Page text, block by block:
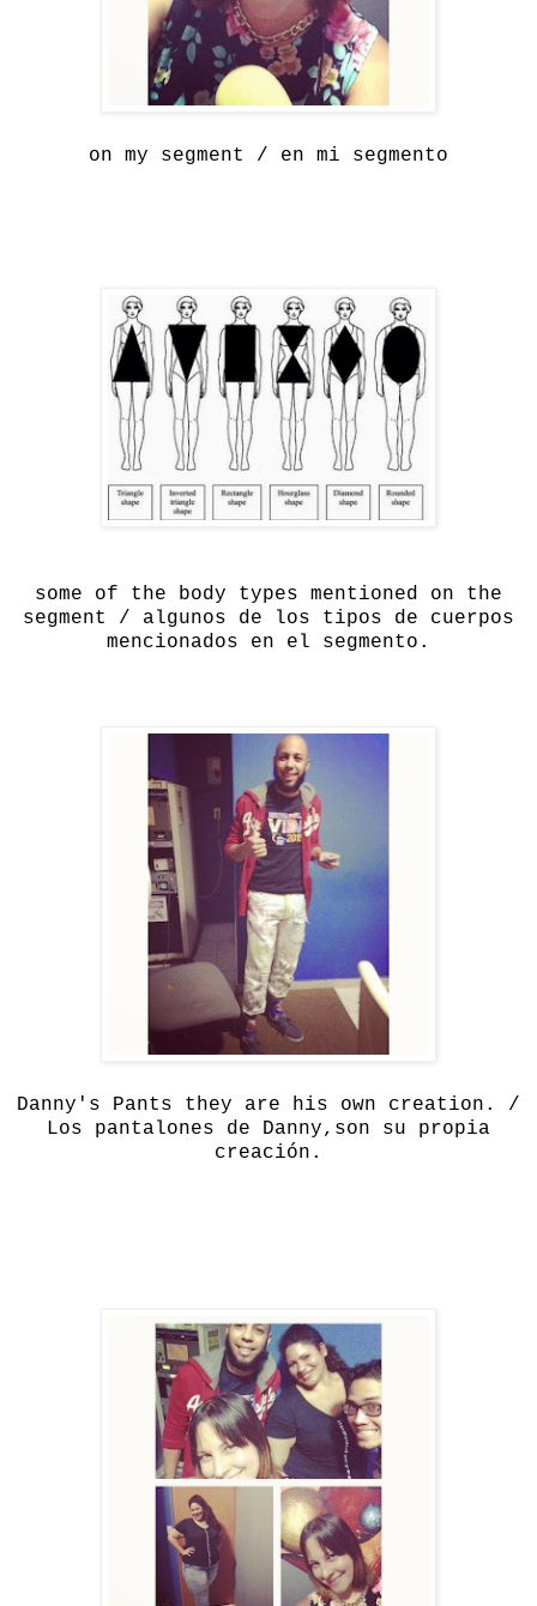
on my segment / en mi segmento
some of the body types mentioned on the
segment / algunos de los tipos de cuerpos
mencionados en el segmento.
Danny's Pants they are his own creation. /
Los pantalones de Danny,son su propia
creación.